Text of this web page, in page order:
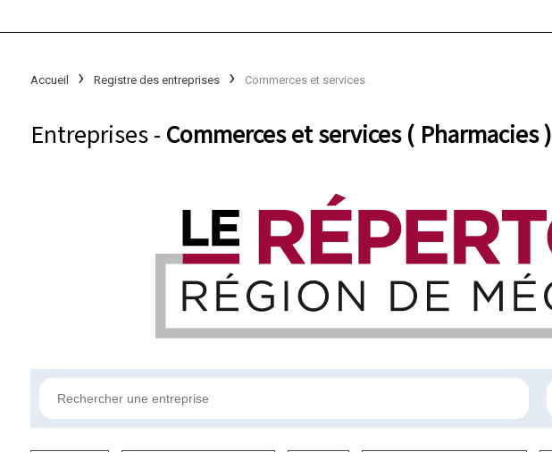
Accueil Registre des entreprises Commerces et services
Entreprises - Commerces et services ( Pharmacies )